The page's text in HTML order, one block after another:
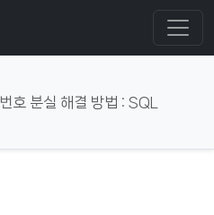
호 분실 해결 방법 : SQL